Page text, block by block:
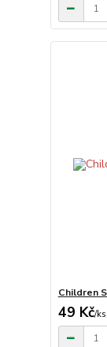
Children
49 Kč/ks